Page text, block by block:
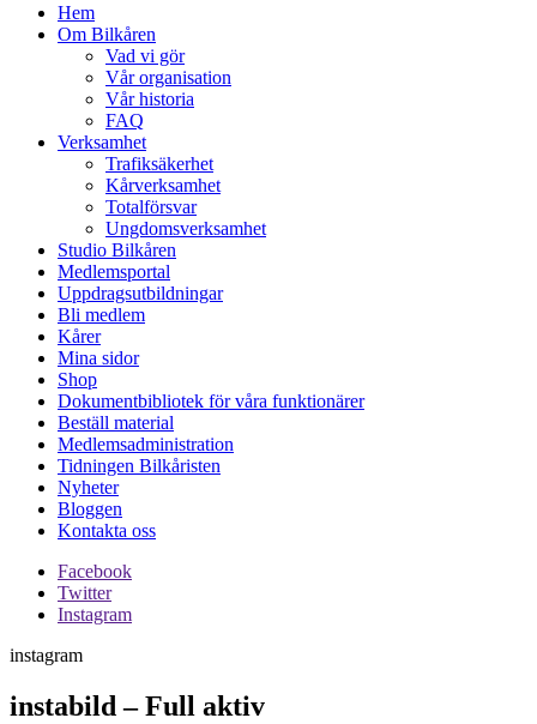
Hem
Om Bilkåren
Vad vi gör
Vår organisation
Vår historia
FAQ
Verksamhet
Trafiksäkerhet
Kårverksamhet
Totalförsvar
Ungdomsverksamhet
Studio Bilkåren
Medlemsportal
Uppdragsutbildningar
Bli medlem
Kårer
Mina sidor
Shop
Dokumentbibliotek för våra funktionärer
Beställ material
Medlemsadministration
Tidningen Bilkåristen
Nyheter
Bloggen
Kontakta oss
Facebook
Twitter
Instagram
instagram
instabild – Full aktiv